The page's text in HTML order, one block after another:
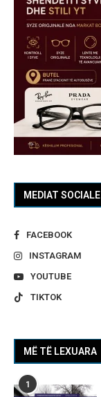
MEDIAT SOCIALE
FACEBOOK
INSTAGRAM
YOUTUBE
TIKTOK
MË TË LEXUARA
1